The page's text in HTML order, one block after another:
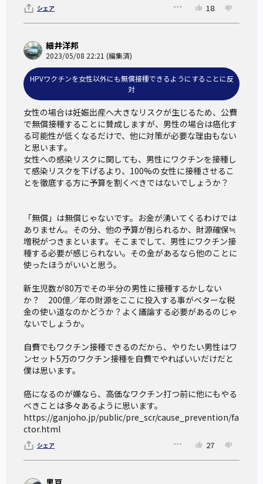
シェア 18
細井洋邦
2023/05/08 22:21 (編集済)
HPVワクチンを女性以外にも無償接種できるようにすることに反
対
女性の場合は妊娠出産へ大きなリスクが生じるため、公費
で無償接種することに賛成しますが、男性の場合は癌化す
る可能性が低くなるだけで、他に対策が必要な理由もない
と思います。
女性への感染リスクに関しても、男性にワクチンを接種し
て感染リスクを下げるより、100%の女性に接種させるこ
とを徹底する方に予算を割くべきではないでしょうか？
「無償」は無償じゃないです。お金が湧いてくるわけでは
ありません。その分、他の予算が削られるか、財源確保≒
増税がつきまといます。そこまでして、男性にワクチン接
種する必要が感じられない。その金があるなら他のことに
使ったほうがいいと思う。
新生児数が80万でその半分の男性に接種するかしない
か？　200億／年の財源をここに投入する事がベターな税
金の使い道なのかどうか？よく議論する必要があるのじゃ
ないでしょうか。
自費でもワクチン接種できるのだから、やりたい男性はワ
ンセット5万のワクチン接種を自費でやればいいだけだと
僕は思います。
癌になるのが嫌なら、高価なワクチン打つ前に他にもやる
べきことは多々あるように思います。
https://ganjoho.jp/public/pre_scr/cause_prevention/fa
ctor.html
シェア 27